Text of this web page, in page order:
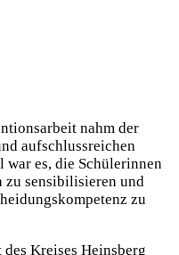
nahm der
aufschlussreichen
war es, die Schülerinnen
sensibilisieren und
zu
Kreises Heinsberg